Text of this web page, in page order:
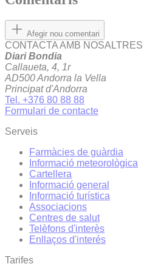
Afegir nou comentari
CONTACTA AMB NOSALTRES
Diari Bondia
Callaueta, 4, 1r
AD500 Andorra la Vella
Principat d'Andorra
Tel. +376 80 88 88
Formulari de contacte
Serveis
Farmàcies de guàrdia
Informació meteorològica
Cartellera
Informació general
Informació turística
Associacions
Centres de salut
Telèfons d'interès
Enllaços d'interés
Tarifes